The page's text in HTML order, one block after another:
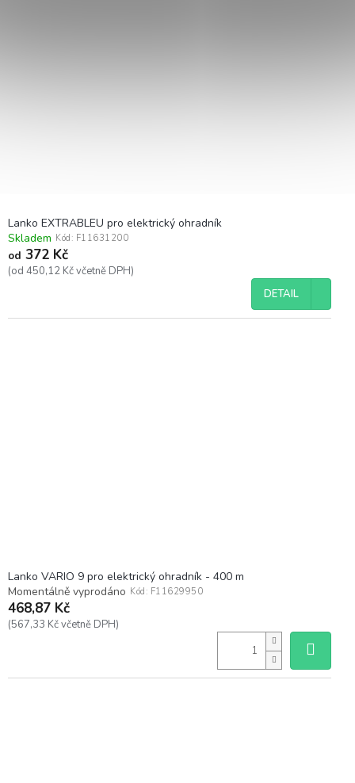
Lanko EXTRABLEU pro elektrický ohradník
Skladem Kód: F11631200
od 372 Kč
(od 450,12 Kč včetně DPH)
DETAIL
Lanko VARIO 9 pro elektrický ohradník - 400 m
Momentálně vyprodáno Kód: F11629950
468,87 Kč
(567,33 Kč včetně DPH)